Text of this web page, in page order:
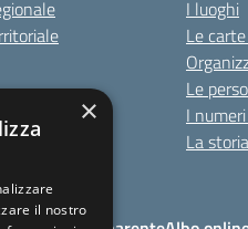
I luoghi
Le
Le
I
La storia
×
il nostro